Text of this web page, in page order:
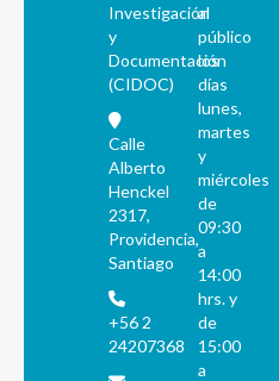
Investigación
y
Documentación
(CIDOC)
Calle
Alberto
Henckel
2317,
Providencia,
Santiago
+56 2
24207368
al
público
los
días
lunes,
martes
y
miércoles
de
09:30
a
14:00
hrs. y
de
15:00
a